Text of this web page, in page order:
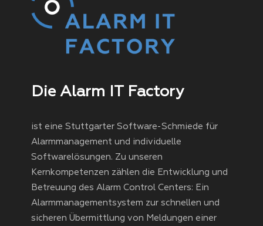
Die Alarm IT Factory
ist eine Stuttgarter Software-Schmiede für
Alarmmanagement und individuelle
Softwarelösungen. Zu unseren
Kernkompetenzen zählen die Entwicklung und
Betreuung des Alarm Control Centers: Ein
Alarmmanagementsystem zur schnellen und
sicheren Übermittlung von Meldungen einer